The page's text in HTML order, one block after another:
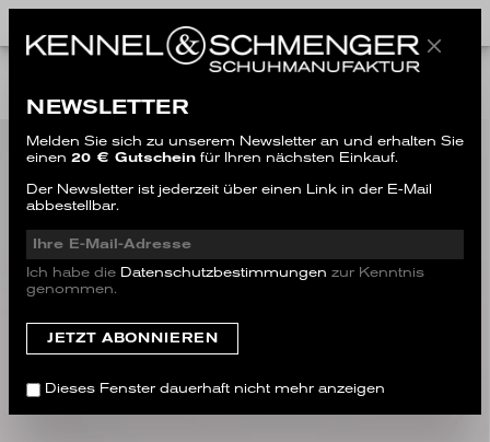
NEWSLETTER
Melden Sie sich zu unserem Newsletter an und erhalten Sie
einen 20 € Gutschein für Ihren nächsten Einkauf.
Der Newsletter ist jederzeit über einen Link in der E-Mail
abbestellbar.
Ich habe die Datenschutzbestimmungen zur Kenntnis
genommen.
Dieses Fenster dauerhaft nicht mehr anzeigen